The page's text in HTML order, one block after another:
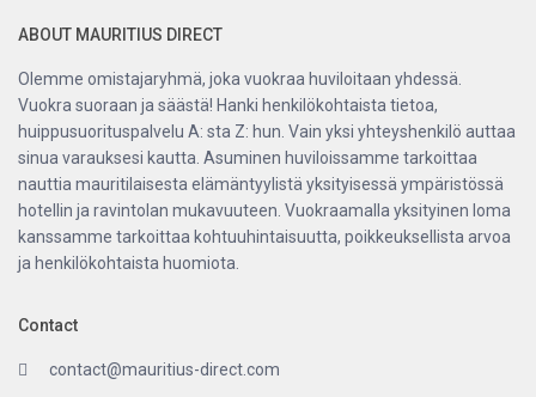
ABOUT MAURITIUS DIRECT
Olemme omistajaryhmä, joka vuokraa huviloitaan yhdessä.
Vuokra suoraan ja säästä! Hanki henkilökohtaista tietoa,
huippusuorituspalvelu A: sta Z: hun. Vain yksi yhteyshenkilö auttaa
sinua varauksesi kautta. Asuminen huviloissamme tarkoittaa
nauttia mauritilaisesta elämäntyylistä yksityisessä ympäristössä
hotellin ja ravintolan mukavuuteen. Vuokraamalla yksityinen loma
kanssamme tarkoittaa kohtuuhintaisuutta, poikkeuksellista arvoa
ja henkilökohtaista huomiota.
Contact
contact@mauritius-direct.com